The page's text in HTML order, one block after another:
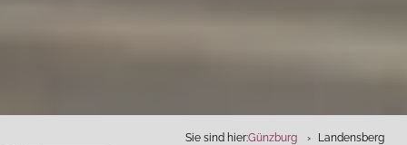
Sie sind hier:Günzburg Landensberg